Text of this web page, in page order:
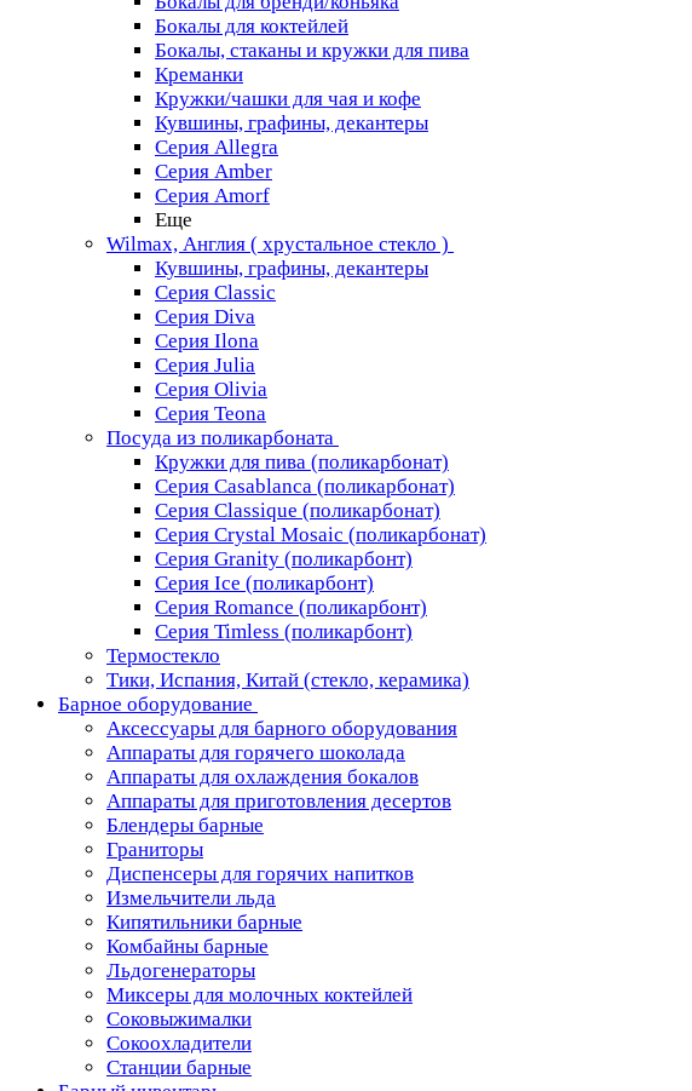
Бокалы для коктейлей
Бокалы, стаканы и кружки для пива
Креманки
Кружки/чашки для чая и кофе
Кувшины, графины, декантеры
Серия Allegra
Серия Amber
Серия Amorf
Еще
Wilmax, Англия ( хрустальное стекло )
Кувшины, графины, декантеры
Серия Classic
Серия Diva
Серия Ilona
Серия Julia
Серия Olivia
Серия Teona
Посуда из поликарбоната
Кружки для пива (поликарбонат)
Серия Casablanсa (поликарбонат)
Серия Classique (поликарбонат)
Серия Crystal Mosaic (поликарбонат)
Серия Granity (поликарбонт)
Серия Ice (поликарбонт)
Серия Romance (поликарбонт)
Серия Timless (поликарбонт)
Термостекло
Тики, Испания, Китай (стекло, керамика)
Барное оборудование
Аксессуары для барного оборудования
Аппараты для горячего шоколада
Аппараты для охлаждения бокалов
Аппараты для приготовления десертов
Блендеры барные
Граниторы
Диспенсеры для горячих напитков
Измельчители льда
Кипятильники барные
Комбайны барные
Льдогенераторы
Миксеры для молочных коктейлей
Соковыжималки
Сокоохладители
Станции барные